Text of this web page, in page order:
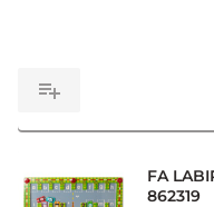
FA
862319